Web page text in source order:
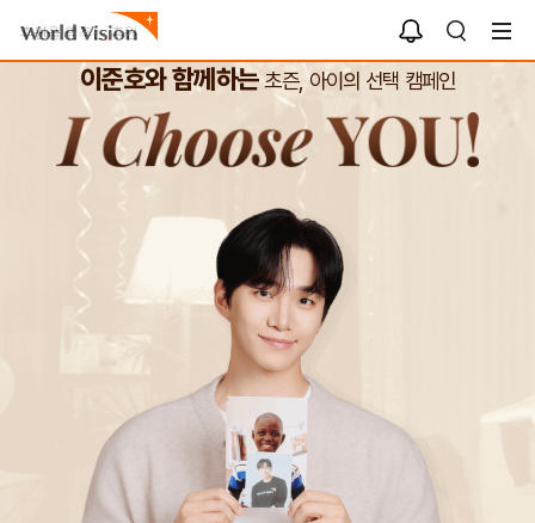
이준호와 함께하는초즌, 아이의 선택 캠페인